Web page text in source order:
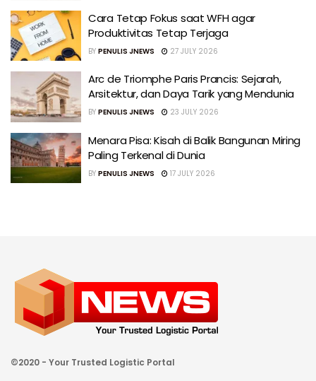
Cara Tetap Fokus saat WFH agar
Produktivitas Tetap Terjaga
BY PENULIS JNEWS 27 JULY 2026
Arc de Triomphe Paris Prancis: Sejarah,
Arsitektur, dan Daya Tarik yang Mendunia
BY PENULIS JNEWS 23 JULY 2026
Menara Pisa: Kisah di Balik Bangunan Miring
Paling Terkenal di Dunia
BY PENULIS JNEWS 17 JULY 2026
©2020 - Your Trusted Logistic Portal